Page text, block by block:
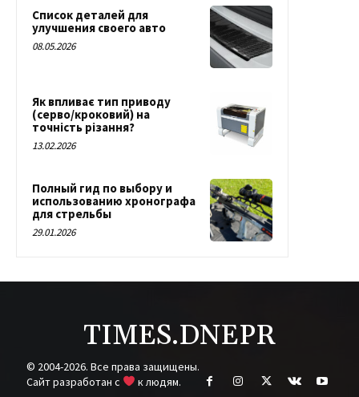
Список деталей для
улучшения своего авто
08.05.2026
Як впливає тип приводу
(серво/кроковий) на
точність різання?
13.02.2026
Полный гид по выбору и
использованию хронографа
для стрельбы
29.01.2026
TIMES.DNEPR
© 2004-2026. Все права защищены.
Cайт разработан с
к людям.